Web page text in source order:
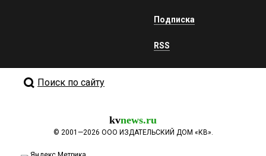
Подписка
RSS
Поиск по сайту
kvnews.ru
© 2001—2026 ООО ИЗДАТЕЛЬСКИЙ ДОМ «КВ».